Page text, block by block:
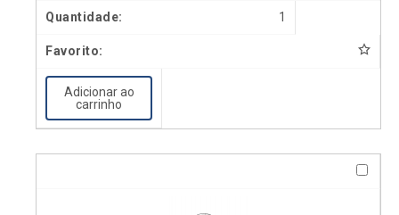
1
Adicionar ao
carrinho